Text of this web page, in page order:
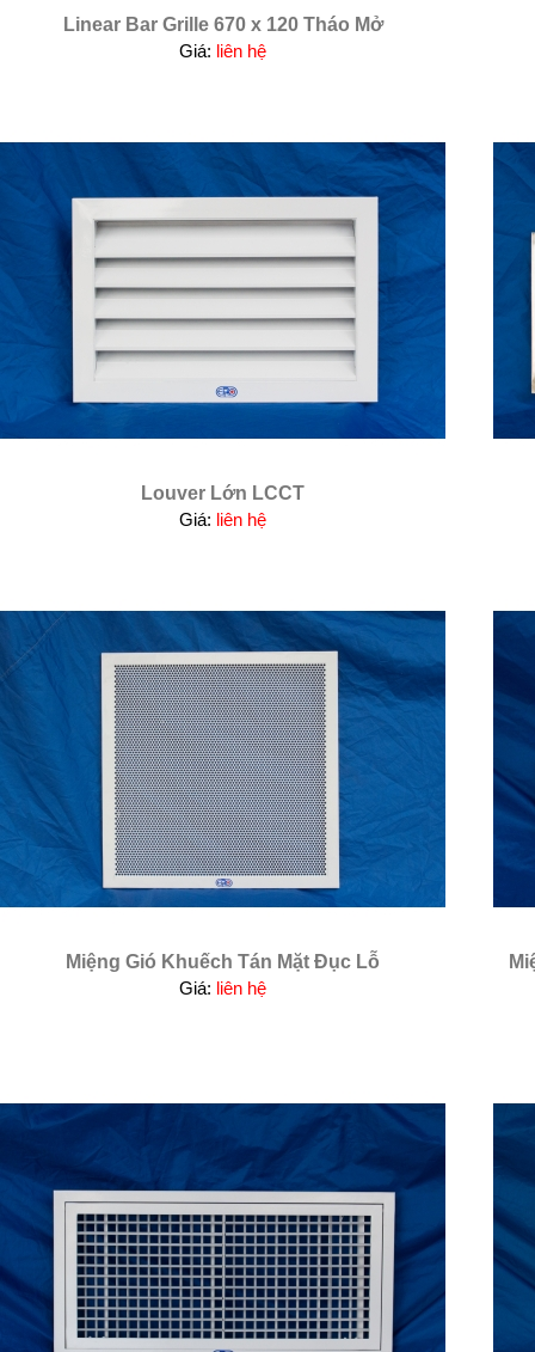
Linear Bar Grille 670 x 120 Tháo Mở
Giá: liên hệ
Louver Lớn LCCT
Giá: liên hệ
Miệng Gió Khuếch Tán Mặt Đục Lỗ
Giá: liên hệ